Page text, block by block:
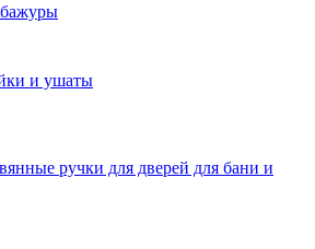
и ушаты
ручки для дверей для бани и